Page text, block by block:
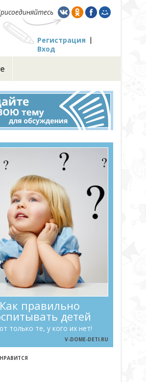
Регистрация
Вход
Как правильно
детей
только те, у кого их нет!
V-DOME-DETI.RU